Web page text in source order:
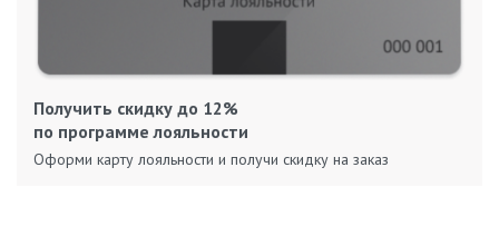
Получить скидку до 12%
по программе лояльности
Оформи карту лояльности и получи скидку на заказ